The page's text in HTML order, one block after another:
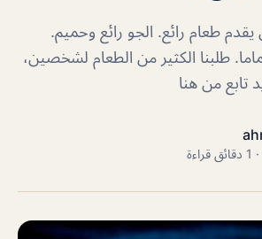
طعام رائع. الجو رائع وحميم.
طلبنا الكثير من الطعام لشخصين،
تابع من هنا